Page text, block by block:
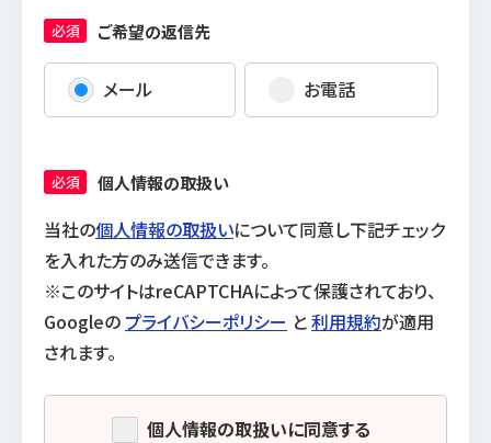
ご希望の返信先
必須
メール お電話
個人情報の取扱い
必須
当社の個人情報の取扱いについて同意し下記チェック
を入れた方のみ送信できます。
※このサイトはreCAPTCHAによって保護されており、
Googleの プライバシーポリシー と利用規約が適用
されます。
個人情報の取扱いに同意する